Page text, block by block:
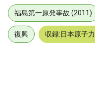
福島第一原発事故 (2011)
復興 収録:日本原子